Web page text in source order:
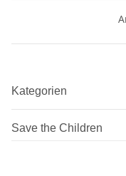
Kategorien
Save the Children